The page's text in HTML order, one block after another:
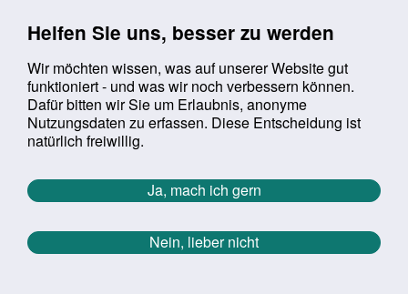
Helfen Sie uns, besser zu werden
Wir möchten wissen, was auf unserer Website gut
funktioniert - und was wir noch verbessern können.
Dafür bitten wir Sie um Erlaubnis, anonyme
Nutzungsdaten zu erfassen. Diese Entscheidung ist
natürlich freiwillig.
Ja, mach ich gern
Nein, lieber nicht
Suchbegriff:
Sie befinden sich hier:
Startseite Aktuelles Aktuelle Meldungen
Aktuelle Meldungen
Zurück zur Übersicht erster
vorheriger
310/1627